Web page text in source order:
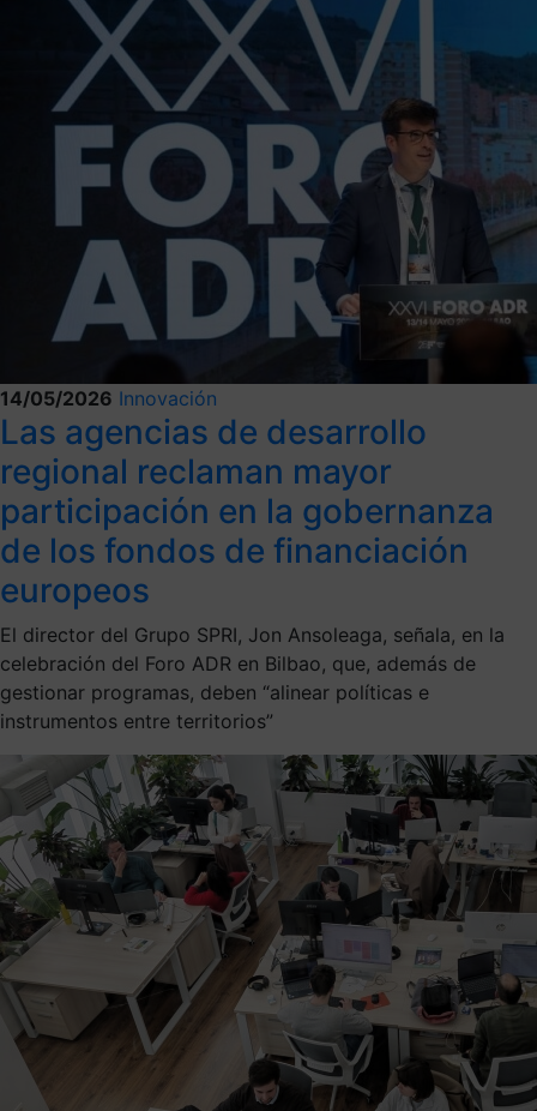
14/05/2026 Innovación
Las agencias de desarrollo
regional reclaman mayor
participación en la gobernanza
de los fondos de financiación
europeos
El director del Grupo SPRI, Jon Ansoleaga, señala, en la
celebración del Foro ADR en Bilbao, que, además de
gestionar programas, deben “alinear políticas e
instrumentos entre territorios”